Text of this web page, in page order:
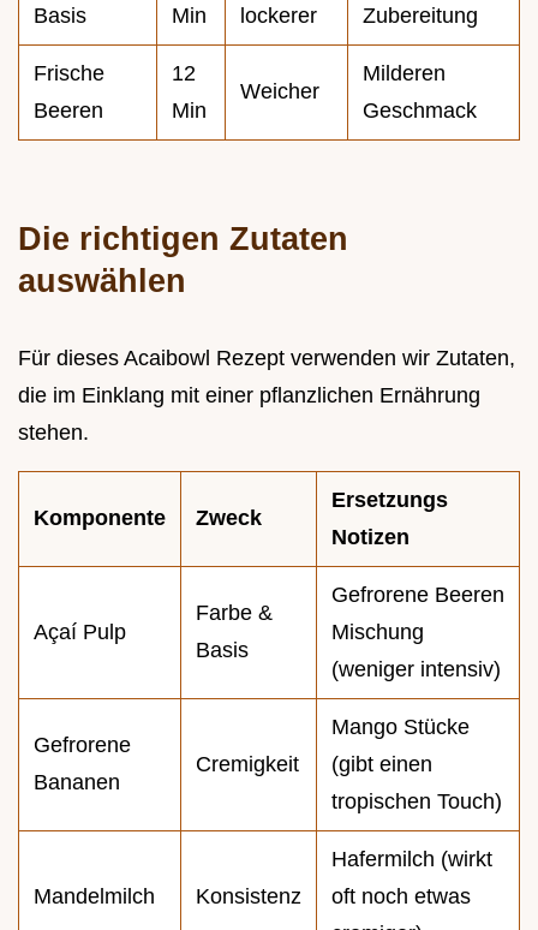
Basis
Min
lockerer
Zubereitung
Frische
Beeren
12
Min
Weicher
Milderen
Geschmack
Die richtigen Zutaten
auswählen
Für dieses Acaibowl Rezept verwenden wir Zutaten,
die im Einklang mit einer pflanzlichen Ernährung
stehen.
Komponente Zweck
Ersetzungs
Notizen
Açaí Pulp
Farbe &
Basis
Gefrorene Beeren
Mischung
(weniger intensiv)
Gefrorene
Bananen
Cremigkeit
Mango Stücke
(gibt einen
tropischen Touch)
Mandelmilch Konsistenz
Hafermilch (wirkt
oft noch etwas